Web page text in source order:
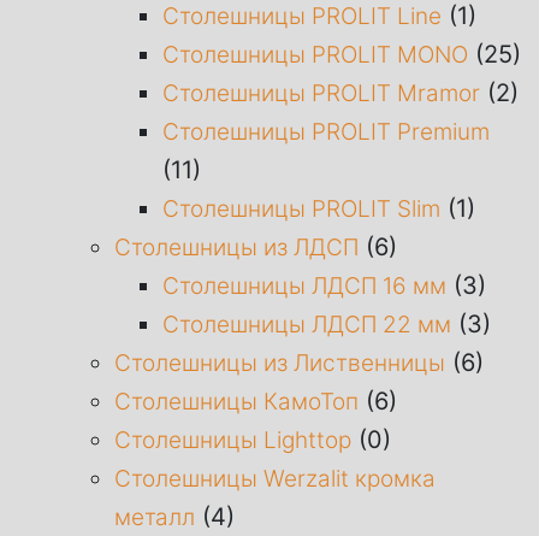
Столешницы PROLIT Line (1)
Столешницы PROLIT MONO (25)
Столешницы PROLIT Mramor (2)
Столешницы PROLIT Premium
(11)
Столешницы PROLIT Slim (1)
Столешницы из ЛДСП (6)
Столешницы ЛДСП 16 мм (3)
Столешницы ЛДСП 22 мм (3)
Столешницы из Лиственницы (6)
Столешницы КамоТоп (6)
Столешницы Lighttop (0)
Столешницы Werzalit кромка
металл (4)